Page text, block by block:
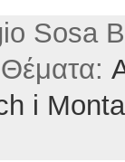
Sosa
i